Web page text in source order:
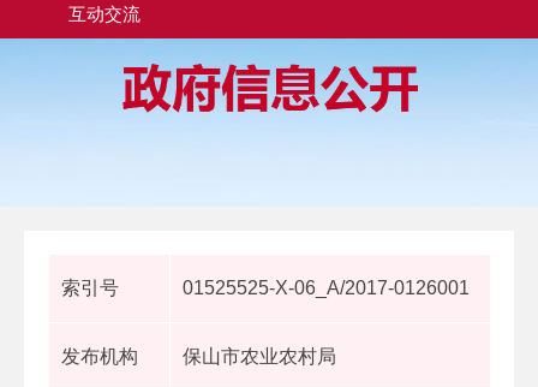
互动交流
索引号 01525525-X-06_A/2017-0126001
发布机构 保山市农业农村局